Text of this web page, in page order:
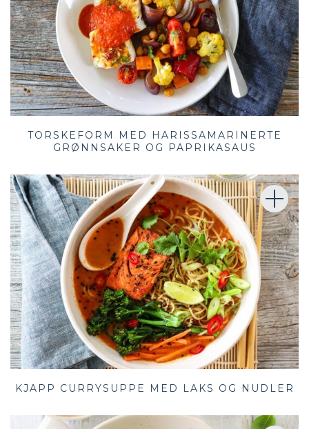
TORSKEFORM MED HARISSAMARINERTE
GRØNNSAKER OG PAPRIKASAUS
KJAPP CURRYSUPPE MED LAKS OG NUDLER